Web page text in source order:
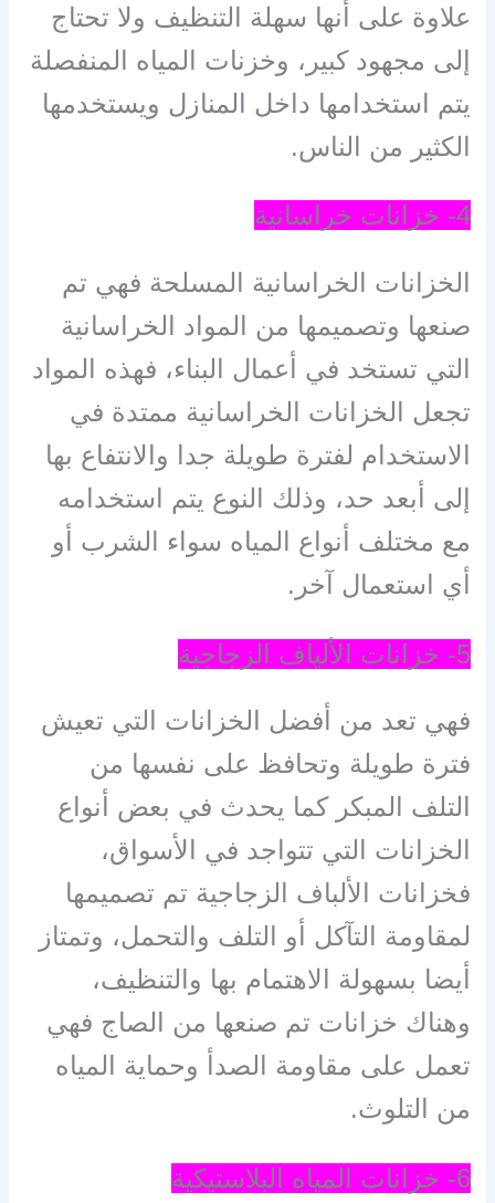
علاوة على أنها سهلة التنظيف ولا تحتاج
إلى مجهود كبير، وخزنات المياه المنفصلة
يتم استخدامها داخل المنازل ويستخدمها
الكثير من الناس.
4- خزانات خراسانية
الخزانات الخراسانية المسلحة فهي تم
صنعها وتصميمها من المواد الخراسانية
التي تستخد في أعمال البناء، فهذه المواد
تجعل الخزانات الخراسانية ممتدة في
الاستخدام لفترة طويلة جدا والانتفاع بها
إلى أبعد حد، وذلك النوع يتم استخدامه
مع مختلف أنواع المياه سواء الشرب أو
أي استعمال آخر.
5- خزانات الألياف الزجاجية
فهي تعد من أفضل الخزانات التي تعيش
فترة طويلة وتحافظ على نفسها من
التلف المبكر كما يحدث في بعض أنواع
الخزانات التي تتواجد في الأسواق،
فخزانات الألباف الزجاجية تم تصميمها
لمقاومة التآكل أو التلف والتحمل، وتمتاز
أيضا بسهولة الاهتمام بها والتنظيف،
وهناك خزانات تم صنعها من الصاج فهي
تعمل على مقاومة الصدأ وحماية المياه
من التلوث.
6- خزانات المياه البلاستيكية